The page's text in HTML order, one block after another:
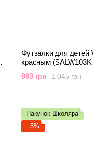
Футзалки для детей
красным
1 045 грн
993 грн
Пакунок Школяра
−5%